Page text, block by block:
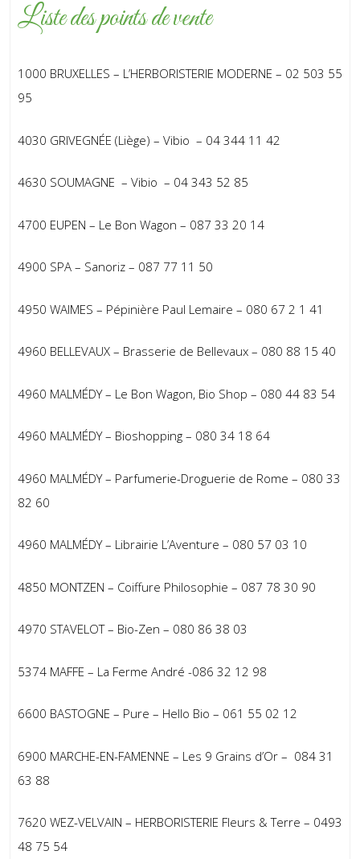
Liste des points de vente
1000 BRUXELLES – L’HERBORISTERIE MODERNE – 02 503 55
95
4030 GRIVEGNÉE (Liège) – Vibio – 04 344 11 42
4630 SOUMAGNE – Vibio – 04 343 52 85
4700 EUPEN – Le Bon Wagon – 087 33 20 14
4900 SPA – Sanoriz – 087 77 11 50
4950 WAIMES – Pépinière Paul Lemaire – 080 67 2 1 41
4960 BELLEVAUX – Brasserie de Bellevaux – 080 88 15 40
4960 MALMÉDY – Le Bon Wagon, Bio Shop – 080 44 83 54
4960 MALMÉDY – Bioshopping – 080 34 18 64
4960 MALMÉDY – Parfumerie-Droguerie de Rome – 080 33
82 60
4960 MALMÉDY – Librairie L’Aventure – 080 57 03 10
4850 MONTZEN – Coiffure Philosophie – 087 78 30 90
4970 STAVELOT – Bio-Zen – 080 86 38 03
5374 MAFFE – La Ferme André -086 32 12 98
6600 BASTOGNE – Pure – Hello Bio – 061 55 02 12
6900 MARCHE-EN-FAMENNE – Les 9 Grains d’Or – 084 31
63 88
7620 WEZ-VELVAIN – HERBORISTERIE Fleurs & Terre – 0493
48 75 54